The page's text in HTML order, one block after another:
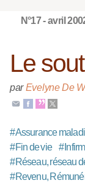
N°17 - avril
Le
parEvelyne De
#Assurance
#Fin de vie #
#Réseau, réseau
#Revenu,